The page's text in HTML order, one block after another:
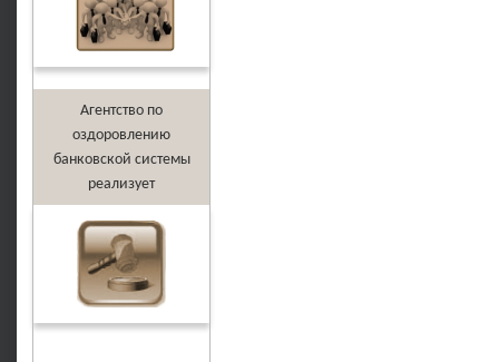
Агентство по
оздоровлению
банковской системы
реализует